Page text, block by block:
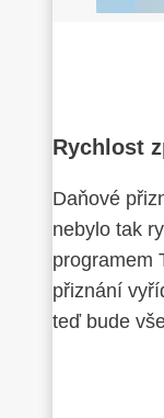
Rychlost
Daňové
nebylo tak
programem
přiznání
teď bude